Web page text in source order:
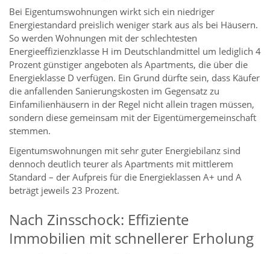
Bei Eigentumswohnungen wirkt sich ein niedriger
Energiestandard preislich weniger stark aus als bei Häusern.
So werden Wohnungen mit der schlechtesten
Energieeffizienzklasse H im Deutschlandmittel um lediglich 4
Prozent günstiger angeboten als Apartments, die über die
Energieklasse D verfügen. Ein Grund dürfte sein, dass Käufer
die anfallenden Sanierungskosten im Gegensatz zu
Einfamilienhäusern in der Regel nicht allein tragen müssen,
sondern diese gemeinsam mit der Eigentümergemeinschaft
stemmen.
Eigentumswohnungen mit sehr guter Energiebilanz sind
dennoch deutlich teurer als Apartments mit mittlerem
Standard – der Aufpreis für die Energieklassen A+ und A
beträgt jeweils 23 Prozent.
Nach Zinsschock: Effiziente
Immobilien mit schnellerer Erholung